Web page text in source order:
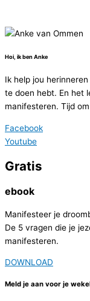
Hoi, ik ben Anke
Ik help jou
te doen hebt. En het
manifesteren. Tijd
Facebook
Youtube
Gratis
ebook
Manifesteer je
De 5 vragen die je
manifesteren.
DOWNLOAD
Meld je aan voor je